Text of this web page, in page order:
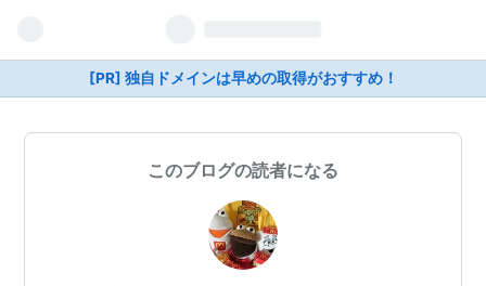
[PR] 独自ドメインは早めの取得がおすすめ！
このブログの読者になる